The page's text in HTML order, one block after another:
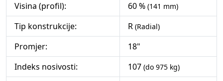
Visina (profil):
60 % (141 mm)
Tip konstrukcije: R (Radial)
Promjer:
18"
Indeks nosivosti:
107 (do 975 kg)